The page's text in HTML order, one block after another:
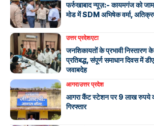
फर्रुखाबाद न्यूज़:- कायमगंज को
मोड में SDM अभिषेक वर्मा,
उत्तर प्रदेशएटा
जनशिकायतों के प्रभावी निस्तारण
प्रतिबद्ध, संपूर्ण समाधान दिवस में
जवाबदेह
आगराउत्तर प्रदेश
आगरा कैंट स्टेशन पर 9 लाख रुपये
गिरफ्तार